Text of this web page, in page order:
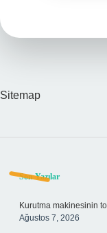
Sitemap
Sidebar
Son Yazılar
Kurutma makinesinin
Ağustos 7, 2026